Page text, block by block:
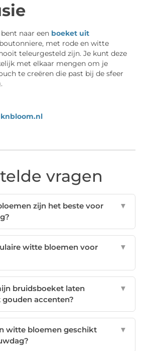
naar een boeket uit
met rode en witte
teleurgesteld zijn. Je kunt deze
met elkaar mengen om je
te creëren die past bij de sfeer
vragen
zijn het beste voor
▼
witte bloemen voor
▼
bruidsboeket laten
accenten?
▼
witte bloemen geschikt
▼